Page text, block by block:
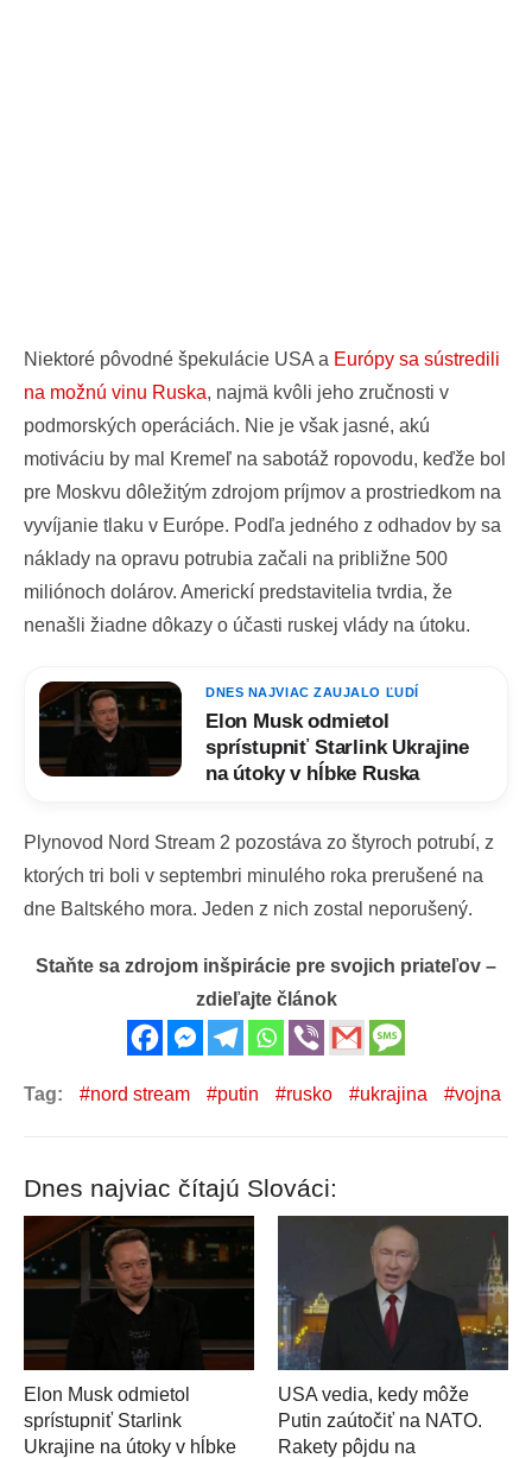
Niektoré pôvodné špekulácie USA a Európy sa sústredili
na možnú vinu Ruska, najmä kvôli jeho zručnosti v
podmorských operáciách. Nie je však jasné, akú
motiváciu by mal Kremeľ na sabotáž ropovodu, keďže bol
pre Moskvu dôležitým zdrojom príjmov a prostriedkom na
vyvíjanie tlaku v Európe. Podľa jedného z odhadov by sa
náklady na opravu potrubia začali na približne 500
miliónoch dolárov. Americkí predstavitelia tvrdia, že
nenašli žiadne dôkazy o účasti ruskej vlády na útoku.
DNES NAJVIAC ZAUJALO ĽUDÍ
Elon Musk odmietol
sprístupniť Starlink Ukrajine
na útoky v hĺbke Ruska
Plynovod Nord Stream 2 pozostáva zo štyroch potrubí, z
ktorých tri boli v septembri minulého roka prerušené na
dne Baltského mora. Jeden z nich zostal neporušený.
Staňte sa zdrojom inšpirácie pre svojich priateľov –
zdieľajte článok
Tag: nord stream putin rusko ukrajina vojna
Dnes najviac čítajú Slováci:
Elon Musk odmietol
sprístupniť Starlink
Ukrajine na útoky v hĺbke
USA vedia, kedy môže
Putin zaútočiť na NATO.
Rakety pôjdu na